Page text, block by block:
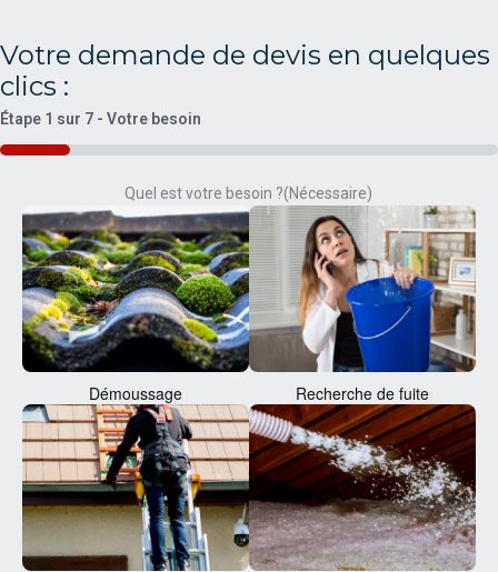
Votre demande de devis en quelques
clics :
Étape 1 sur 7 - Votre besoin
14%
Quel est votre besoin ?(Nécessaire)
Démoussage Recherche de fuite